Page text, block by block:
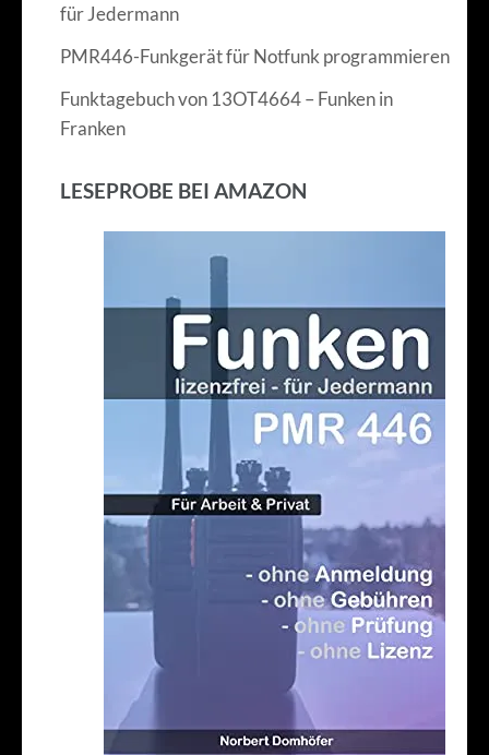
für Jedermann
PMR446-Funkgerät für Notfunk programmieren
Funktagebuch von 13OT4664 – Funken in
Franken
LESEPROBE BEI AMAZON